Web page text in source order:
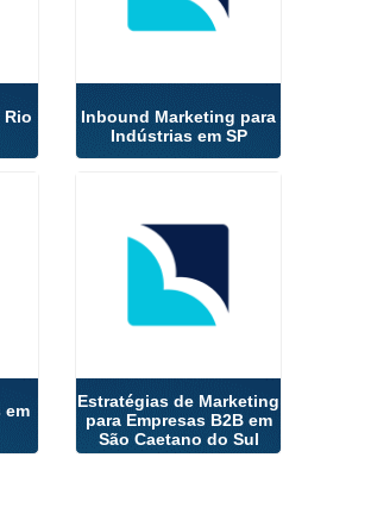
Rio
Inbound Marketing para
Indústrias em SP
em
Estratégias de Marketing
para Empresas B2B em
São Caetano do Sul